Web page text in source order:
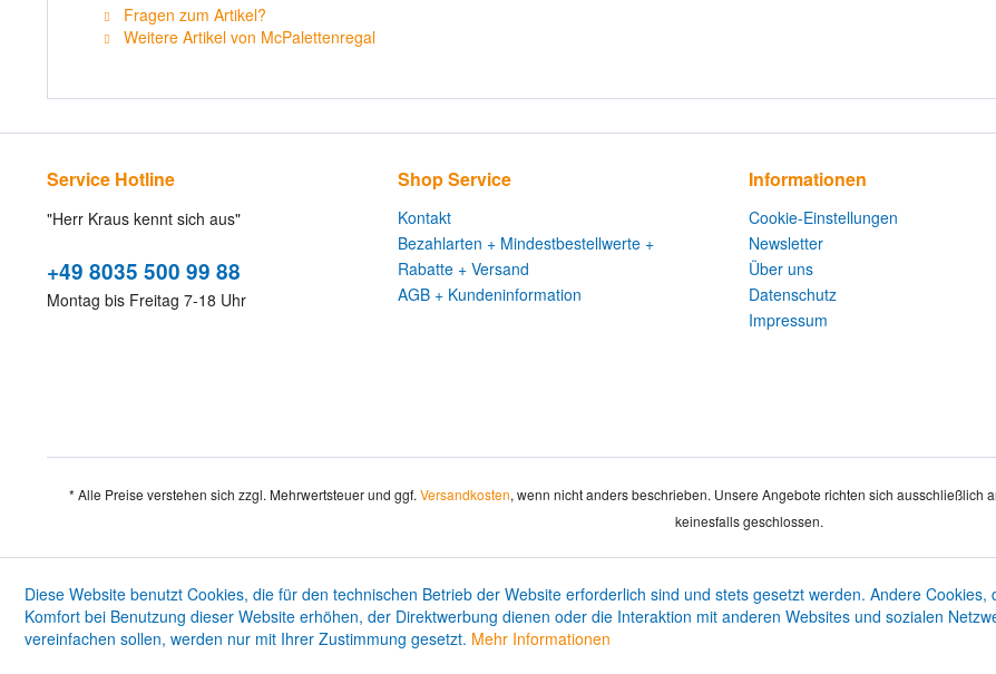
Fragen zum Artikel?
Weitere Artikel von McPalettenregal
Service Hotline
"Herr Kraus kennt sich aus"
+49 8035 500 99 88
Montag bis Freitag 7-18 Uhr
Shop Service
Kontakt
Bezahlarten + Mindestbestellwerte +
Rabatte + Versand
AGB + Kundeninformation
Informationen
Cookie-Einstellungen
Newsletter
Über uns
Datenschutz
Impressum
* Alle Preise verstehen sich zzgl. Mehrwertsteuer und ggf. Versandkosten, wenn nicht anders beschrieben. Unsere Angebote richten sich ausschließlich
keinesfalls geschlossen.
Diese Website benutzt Cookies, die für den technischen Betrieb der Website erforderlich sind und stets gesetzt werden. Andere Cookies,
Komfort bei Benutzung dieser Website erhöhen, der Direktwerbung dienen oder die Interaktion mit anderen Websites und sozialen
vereinfachen sollen, werden nur mit Ihrer Zustimmung gesetzt. Mehr Informationen